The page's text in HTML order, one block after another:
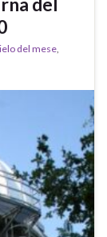
del mese,